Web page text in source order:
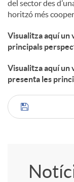
del sector des
horitzó més
Visualitza aquí un
principals
Visualitza aquí un
presenta les
C